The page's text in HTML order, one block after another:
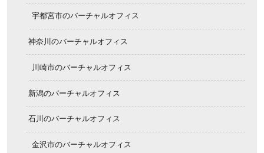
宇都宮市のバーチャルオフィス
神奈川のバーチャルオフィス
川崎市のバーチャルオフィス
新潟のバーチャルオフィス
石川のバーチャルオフィス
金沢市のバーチャルオフィス